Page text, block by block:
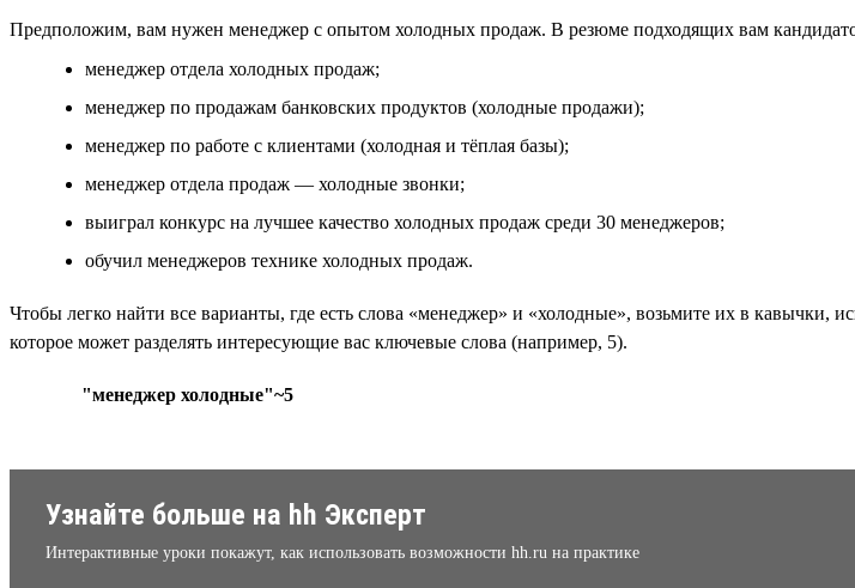
Предположим, вам нужен менеджер с опытом холодных продаж. В резюме подходящих вам
менеджер отдела холодных продаж;
менеджер по продажам банковских продуктов (холодные продажи);
менеджер по работе с клиентами (холодная и тёплая базы);
менеджер отдела продаж — холодные звонки;
выиграл конкурс на лучшее качество холодных продаж среди 30 менеджеров;
обучил менеджеров технике холодных продаж.
Чтобы легко найти все варианты, где есть слова «менеджер» и «холодные», возьмите их в кавычки,
которое может разделять интересующие вас ключевые слова (например, 5).
"менеджер холодные"~5
Узнайте больше на hh Эксперт
Интерактивные уроки покажут, как использовать возможности hh.ru на практике